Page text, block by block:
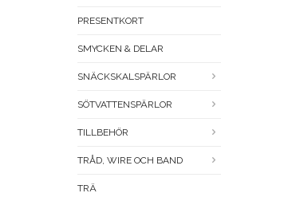
PRESENTKORT
SMYCKEN & DELAR
SNÄCKSKALSPÄRLOR
SÖTVATTENSPÄRLOR
TILLBEHÖR
TRÅD, WIRE OCH BAND
TRÄ